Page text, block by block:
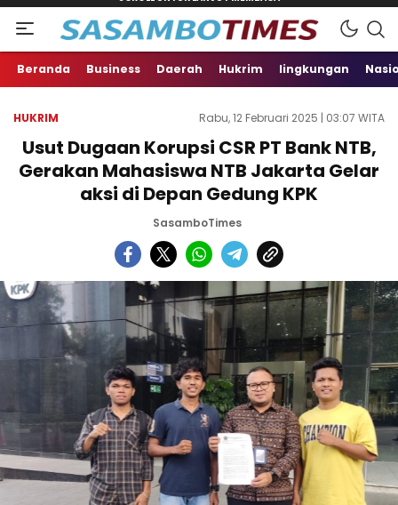
Beranda Business Daerah Hukrim lingkungan
HUKRIM Rabu, 12 Februari 2025 | 03:07 WITA
Usut Dugaan Korupsi CSR PT Bank NTB,
Gerakan Mahasiswa NTB Jakarta Gelar
aksi di Depan Gedung KPK
SasamboTimes